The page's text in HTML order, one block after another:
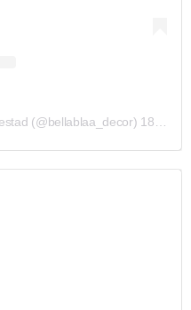
(@bellablaa_decor) 18 Jan 2020 kl. 1:19 PST